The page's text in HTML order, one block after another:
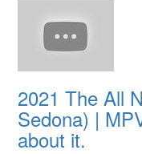
2021 The All
Sedona) |
about it.